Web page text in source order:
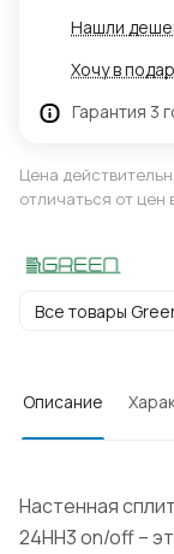
Нашли
Хочу в
Гарантия 3
Цена
отличаться от цен
Все товары
Описание
Настенная
24HH3 on/off –